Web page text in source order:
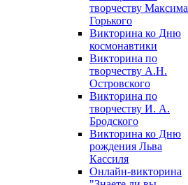
творчеству Максима
Горького
Викторина ко Дню
космонавтики
Викторина по
творчеству А.Н.
Островского
Викторина по
творчеству И. А.
Бродского
Викторина ко Дню
рождения Льва
Кассиля
Онлайн-викторина